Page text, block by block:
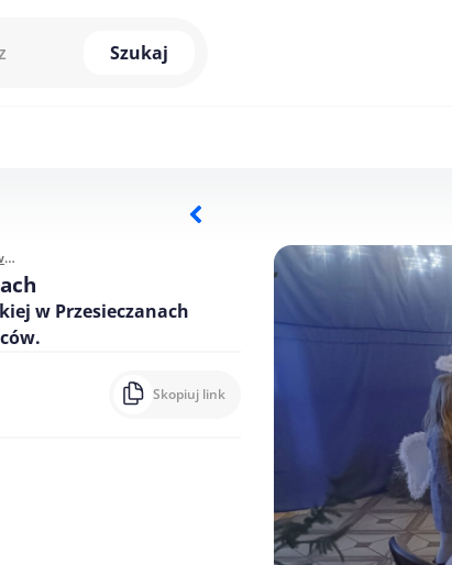
Szukaj
Spotkanie opłatkowe w Przesieczanach
w Przesieczanach
Skopiuj link